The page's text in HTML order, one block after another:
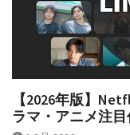
【2026年版】
ラマ・アニメ注